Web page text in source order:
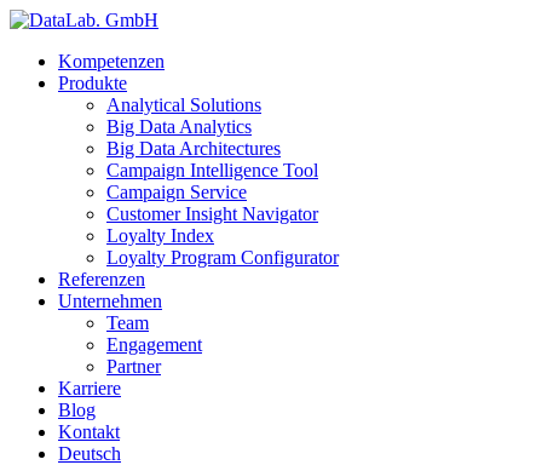
Kompetenzen
Produkte
Analytical Solutions
Big Data Analytics
Big Data Architectures
Campaign Intelligence Tool
Campaign Service
Customer Insight Navigator
Loyalty Index
Loyalty Program Configurator
Referenzen
Unternehmen
Team
Engagement
Partner
Karriere
Blog
Kontakt
Deutsch